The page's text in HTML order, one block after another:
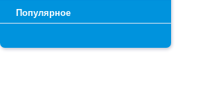
Популярное